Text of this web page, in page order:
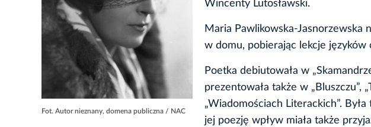
Fot. Autor nieznany, domena publiczna / NAC
Wincenty Lutosławski.
Maria Pawlikowska-Jasnorzewska
w domu, pobierając lekcje
Poetka debiutowała w
prezentowała także w „Bluszczu”,
„Wiadomościach Literackich”.
jej poezję wpływ miała także